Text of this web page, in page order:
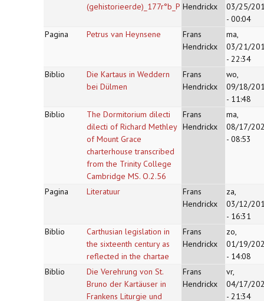
(gehistorieerde)_177r°b_P Hendrickx
03/25/
- 00:04
Pagina
Petrus van Heynsene
Frans
Hendrickx
ma,
03/21/
- 22:34
Biblio
Die Kartaus in Weddern
bei Dülmen
Frans
Hendrickx
wo,
09/18/
- 11:48
Biblio
The Dormitorium dilecti
dilecti of Richard Methley
of Mount Grace
charterhouse transcribed
from the Trinity College
Cambridge MS. O.2.56
Frans
Hendrickx
ma,
08/17/
- 08:53
Pagina Literatuur
Frans
Hendrickx
za,
03/12/
- 16:31
Biblio
Carthusian legislation in
the sixteenth century as
reflected in the chartae
Frans
Hendrickx
zo,
01/19/
- 14:08
Biblio
Die Verehrung von St.
Bruno der Kartäuser in
Frankens Liturgie und
Frans
Hendrickx
vr,
04/17/
- 21:34